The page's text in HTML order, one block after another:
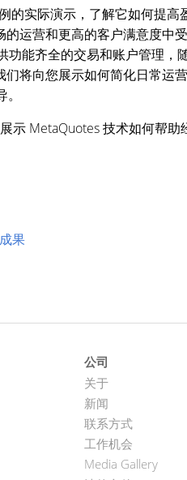
实际演示，了解它如何提高
运营和更高的客户满意度中
功能齐全的交易和账户管理，
将向您展示如何简化日常运营
MetaQuotes 技术如何帮助
果
公司
关于
新闻
联系方式
工作机会
Media Gallery